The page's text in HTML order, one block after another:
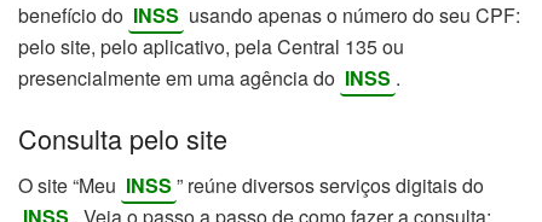
benefício do INSS usando apenas o número do seu CPF:
pelo site, pelo aplicativo, pela Central 135 ou
presencialmente em uma agência do INSS .
Consulta pelo site
O site “Meu INSS ” reúne diversos serviços digitais do
INSS . Veja o passo a passo de como fazer a consulta: